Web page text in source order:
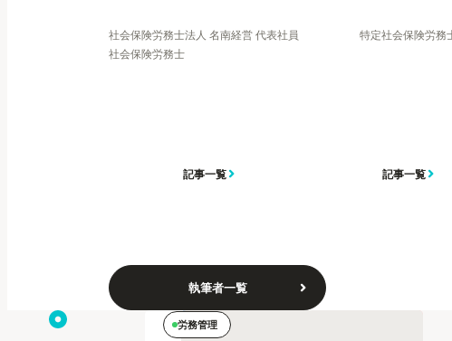
社会保険労務士法人 名南経営 代表社員
社会保険労務士
記事一覧
特定社会保険労務
記事一覧
執筆者一覧
労務管理